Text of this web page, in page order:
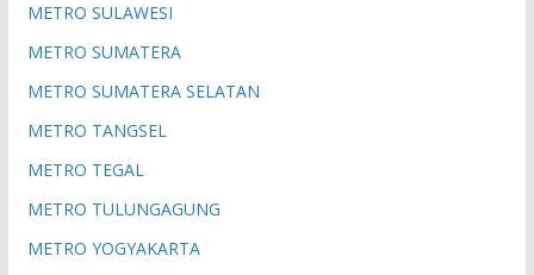
METRO SULAWESI
METRO SUMATERA
METRO SUMATERA SELATAN
METRO TANGSEL
METRO TEGAL
METRO TULUNGAGUNG
METRO YOGYAKARTA